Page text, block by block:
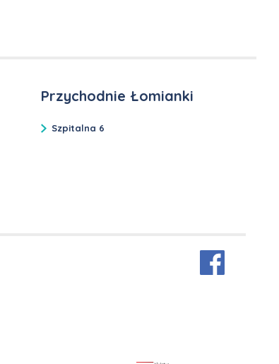
Przychodnie Łomianki
Szpitalna 6